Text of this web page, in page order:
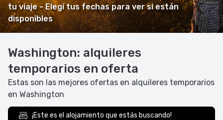
tu viaje - Elegí tus fechas para ver si están
disponibles
Washington: alquileres
temporarios en oferta
Estas son las mejores ofertas en alquileres temporarios
en Washington
¡Este es el alojamiento que estás buscando!